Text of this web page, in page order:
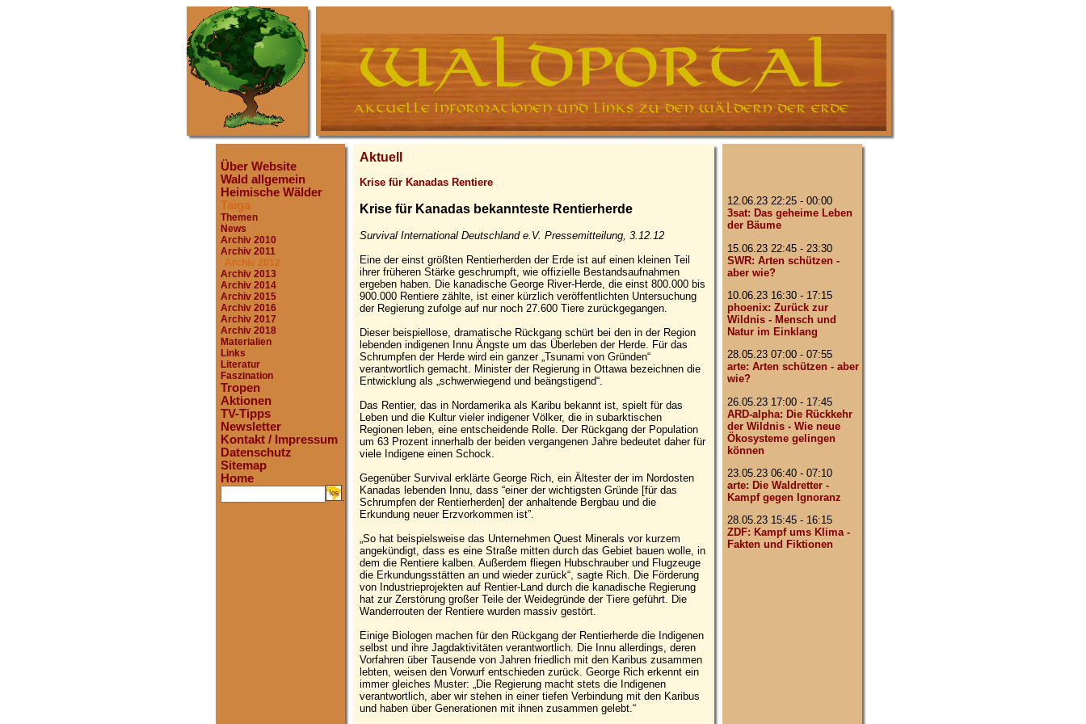
Über Website
Wald allgemein
Heimische Wälder
Taiga
Themen
News
Archiv 2010
Archiv 2011
Archiv 2012
Archiv 2013
Archiv 2014
Archiv 2015
Archiv 2016
Archiv 2017
Archiv 2018
Materialien
Links
Literatur
Faszination
Tropen
Aktionen
TV-Tipps
Newsletter
Kontakt / Impressum
Datenschutz
Sitemap
Home
.
Aktuell
Krise für Kanadas Rentiere
Krise für Kanadas bekannteste Rentierherde
Survival International Deutschland e.V. Pressemitteilung, 3.12.12
Eine der einst größten Rentierherden der Erde ist auf einen kleinen Teil
ihrer früheren Stärke geschrumpft, wie offizielle Bestandsaufnahmen
ergeben haben. Die kanadische George River-Herde, die einst 800.000 bis
900.000 Rentiere zählte, ist einer kürzlich veröffentlichten Untersuchung
der Regierung zufolge auf nur noch 27.600 Tiere zurückgegangen.
Dieser beispiellose, dramatische Rückgang schürt bei den in der Region
lebenden indigenen Innu Ängste um das Überleben der Herde. Für das
Schrumpfen der Herde wird ein ganzer „Tsunami von Gründen“
verantwortlich gemacht. Minister der Regierung in Ottawa bezeichnen die
Entwicklung als „schwerwiegend und beängstigend“.
Das Rentier, das in Nordamerika als Karibu bekannt ist, spielt für das
Leben und die Kultur vieler indigener Völker, die in subarktischen
Regionen leben, eine entscheidende Rolle. Der Rückgang der Population
um 63 Prozent innerhalb der beiden vergangenen Jahre bedeutet daher für
viele Indigene einen Schock.
Gegenüber Survival erklärte George Rich, ein Ältester der im Nordosten
Kanadas lebenden Innu, dass “einer der wichtigsten Gründe [für das
Schrumpfen der Rentierherden] der anhaltende Bergbau und die
Erkundung neuer Erzvorkommen ist”.
„So hat beispielsweise das Unternehmen Quest Minerals vor kurzem
angekündigt, dass es eine Straße mitten durch das Gebiet bauen wolle, in
dem die Rentiere kalben. Außerdem fliegen Hubschrauber und Flugzeuge
die Erkundungsstätten an und wieder zurück“, sagte Rich. Die Förderung
von Industrieprojekten auf Rentier-Land durch die kanadische Regierung
hat zur Zerstörung großer Teile der Weidegründe der Tiere geführt. Die
Wanderrouten der Rentiere wurden massiv gestört.
Einige Biologen machen für den Rückgang der Rentierherde die Indigenen
selbst und ihre Jagdaktivitäten verantwortlich. Die Innu allerdings, deren
Vorfahren über Tausende von Jahren friedlich mit den Karibus zusammen
lebten, weisen den Vorwurf entschieden zurück. George Rich erkennt ein
immer gleiches Muster: „Die Regierung macht stets die Indigenen
verantwortlich, aber wir stehen in einer tiefen Verbindung mit den Karibus
und haben über Generationen mit ihnen zusammen gelebt.“
12.06.23 22:25 - 00:00
3sat: Das geheime Leben
der Bäume
15.06.23 22:45 - 23:30
SWR: Arten schützen -
aber wie?
10.06.23 16:30 - 17:15
phoenix: Zurück zur
Wildnis - Mensch und
Natur im Einklang
28.05.23 07:00 - 07:55
arte: Arten schützen - aber
wie?
26.05.23 17:00 - 17:45
ARD-alpha: Die Rückkehr
der Wildnis - Wie neue
Ökosysteme gelingen
können
23.05.23 06:40 - 07:10
arte: Die Waldretter -
Kampf gegen Ignoranz
28.05.23 15:45 - 16:15
ZDF: Kampf ums Klima -
Fakten und Fiktionen